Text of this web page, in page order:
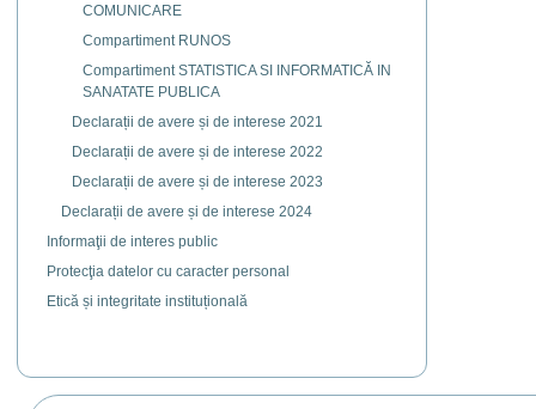
COMUNICARE
Compartiment RUNOS
Compartiment STATISTICA SI INFORMATICĂ IN
SANATATE PUBLICA
Declarații de avere și de interese 2021
Declarații de avere și de interese 2022
Declarații de avere și de interese 2023
Declarații de avere și de interese 2024
Informaţii de interes public
Protecţia datelor cu caracter personal
Etică și integritate instituțională